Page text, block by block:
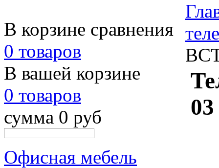
В корзине сравнения
0 товаров
В вашей корзине
0 товаров
сумма 0 руб
Офисная мебель
03